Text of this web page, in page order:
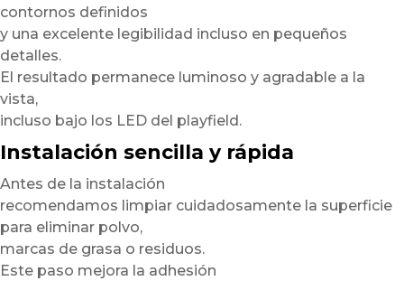
contornos definidos
y una excelente legibilidad incluso en pequeños
detalles.
El resultado permanece luminoso y agradable a la
vista,
incluso bajo los LED del playfield.
Instalación sencilla y rápida
Antes de la instalación
recomendamos limpiar cuidadosamente la superficie
para eliminar polvo,
marcas de grasa o residuos.
Este paso mejora la adhesión